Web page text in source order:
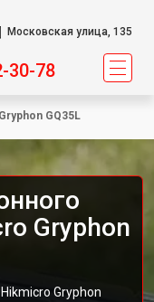
Московская улица, 135
30-78
Gryphon GQ35L
Gryphon
Gryphon